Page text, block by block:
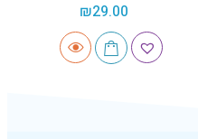
₪29.00